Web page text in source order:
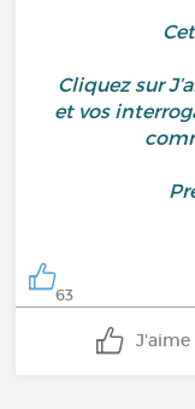
Cliquez sur
et vos
63
J'aime